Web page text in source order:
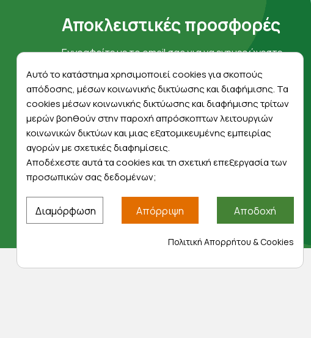
Αποκλειστικές προσφορές
Εγγραφείτε με το email σας για να ενημερώνεστε
πρώτοι για προσφορές, διαγωνισμούς,
εκπτωτικούς κωδικούς και μοναδικά δώρα!
Βρείτε μας στα social
Αυτό το κατάστημα χρησιμοποιεί cookies για σκοπούς
απόδοσης, μέσων κοινωνικής δικτύωσης και διαφήμισης. Τα
cookies μέσων κοινωνικής δικτύωσης και διαφήμισης τρίτων
μερών βοηθούν στην παροχή απρόσκοπτων λειτουργιών
κοινωνικών δικτύων και μιας εξατομικευμένης εμπειρίας
αγορών με σχετικές διαφημίσεις.
Αποδέχεστε αυτά τα cookies και τη σχετική επεξεργασία των
προσωπικών σας δεδομένων;
Διαμόρφωση Απόρριψη Αποδοχή
Πολιτική Απορρήτου & Cookies